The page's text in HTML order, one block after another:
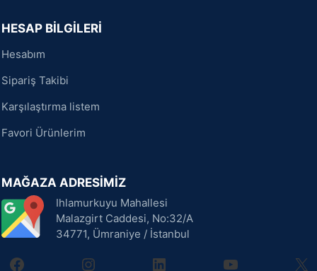
HESAP BİLGİLERİ
Hesabım
Sipariş Takibi
Karşılaştırma listem
Favori Ürünlerim
MAĞAZA ADRESİMİZ
Ihlamurkuyu Mahallesi
Malazgirt Caddesi, No:32/A
34771, Ümraniye / İstanbul
facebookinstagramlinkedin youtube X